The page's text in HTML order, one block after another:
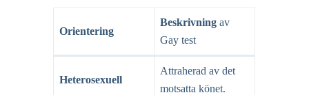
Orientering
Beskrivning av
Gay test
Heterosexuell
Attraherad av det
motsatta könet.